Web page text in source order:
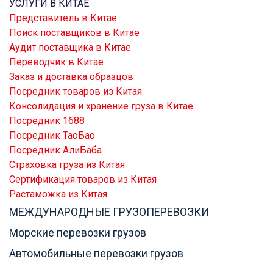
УСЛУГИ В КИТАЕ
Представитель в Китае
Поиск поставщиков в Китае
Аудит поставщика в Китае
Переводчик в Китае
Заказ и доставка образцов
Посредник товаров из Китая
Консолидация и хранение груза в Китае
Посредник 1688
Посредник ТаоБао
Посредник АлиБаба
Страховка груза из Китая
Сертификация товаров из Китая
Растаможка из Китая
МЕЖДУНАРОДНЫЕ ГРУЗОПЕРЕВОЗКИ
Морские перевозки грузов
Автомобильные перевозки грузов